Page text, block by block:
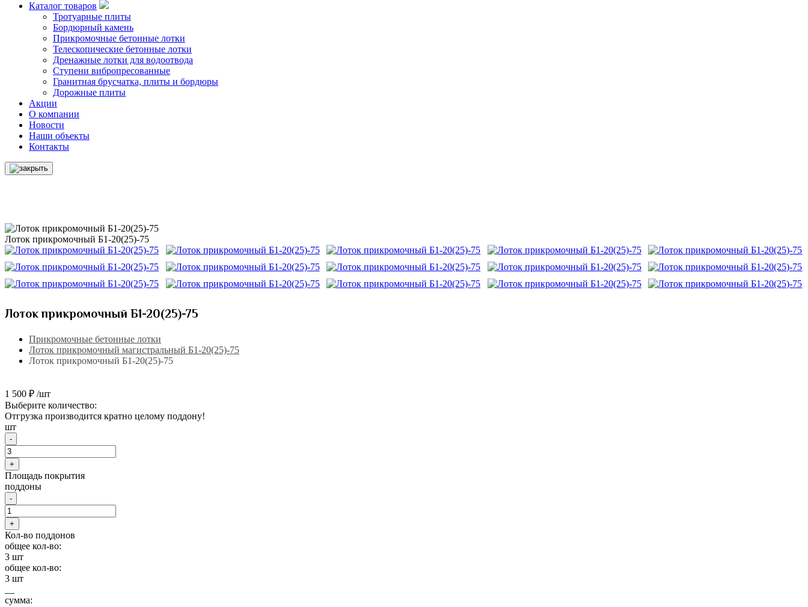
Каталог товаров
Тротуарные плиты
Бордюрный камень
Прикромочные бетонные лотки
Телескопические бетонные лотки
Дренажные лотки для водоотвода
Ступени вибропресованные
Гранитная брусчатка, плиты и бордюры
Дорожные плиты
Акции
О компании
Новости
Наши объекты
Контакты
Лоток прикромочный Б1-20(25)-75
Лоток прикромочный Б1-20(25)-75
Прикромочные бетонные лотки
Лоток прикромочный магистральный Б1-20(25)-75
Лоток прикромочный Б1-20(25)-75
1 500 ₽ /шт
Выберите количество:
Отгрузка производится кратно целому поддону!
шт
-
+
Площадь покрытия
поддоны
-
+
Кол-во поддонов
общее кол-во:
3 шт
общее кол-во:
3 шт
сумма: